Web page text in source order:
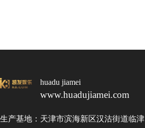
huadu jiamei
www.huadujiamei.com
生产基地：天津市滨海新区汉沽街道临津